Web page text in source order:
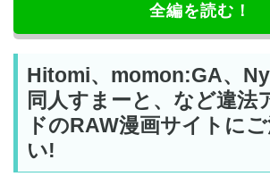
全編を読む！
Hitomi、momon:GA、
同人すまーと、など違法
ドのRAW漫画サイトに
い!